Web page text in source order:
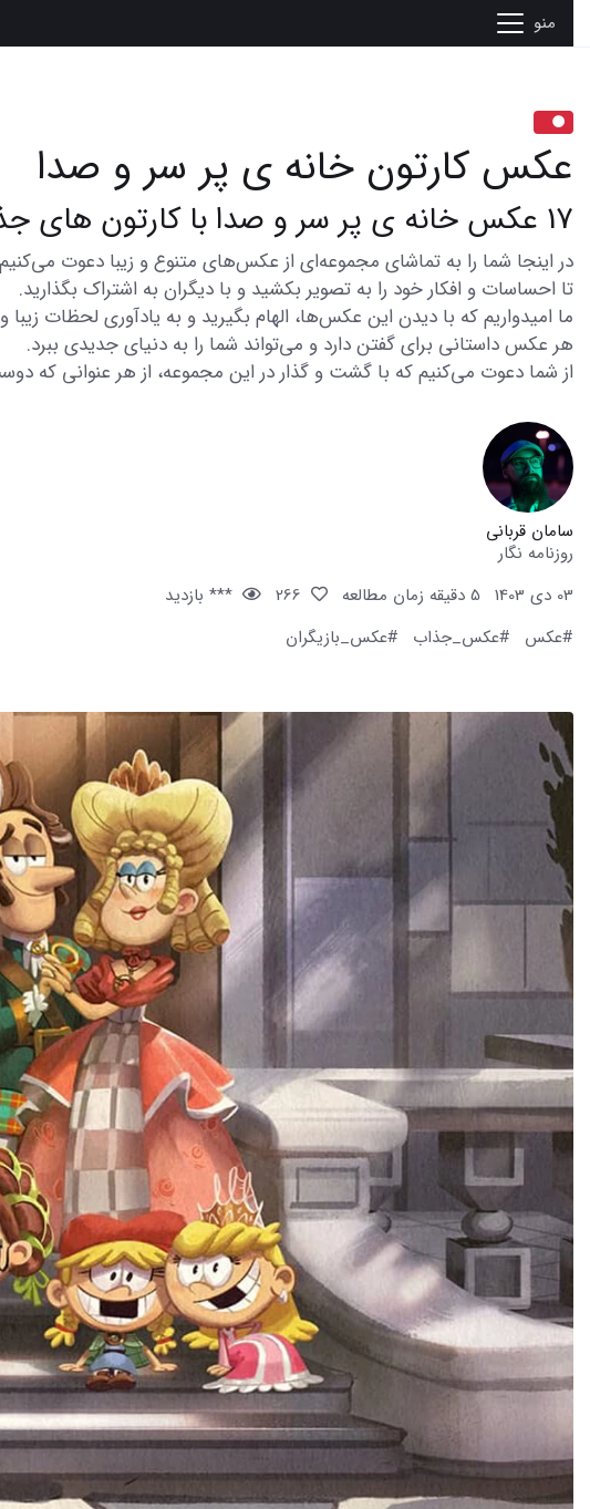
منو
عکس کارتون خانه ی پر سر و صدا
17 عکس خانه ی پر سر و صدا با کارتون های جذاب
تا احساسات و افکار خود را به تصویر بکشید و با دیگران به اشتراک بگذارید.
ما امیدواریم که با دیدن این عکس‌ها، الهام بگیرید و به یادآوری لحظات
هر عکس داستانی برای گفتن دارد و می‌تواند شما را به دنیای جدیدی ببرد.
از شما دعوت می‌کنیم که با گشت و گذار در این مجموعه، از هر عنوانی که
سامان قربانی
روزنامه نگار
03 دی 1403
5 دقیقه زمان مطالعه
*** بازدید
#عکس
#عکس_جذاب #عکس_بازیگران